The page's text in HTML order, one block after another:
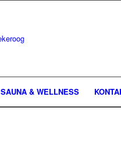
SAUNA & WELLNESS